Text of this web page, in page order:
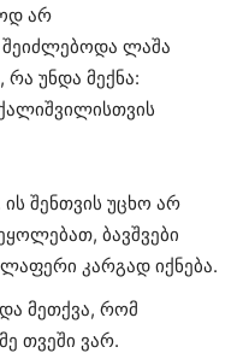
არ
ლაშა
უნდა მექნა:
ის შენთვის უცხო არ
ბავშვები
კარგად იქნება.
მეთქვა, რომ
თვეში ვარ.